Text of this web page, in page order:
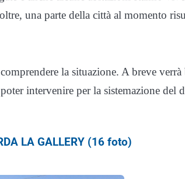
una parte della città al momento
la situazione. A breve verrà
intervenire per la sistemazione del
LA GALLERY (16 foto)